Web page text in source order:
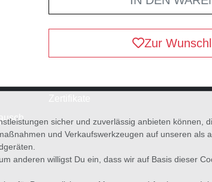
Zur
sicher und zuverlässig anbieten können,
und Verkaufswerkzeugen auf unseren als
anderen willigst Du ein, dass wir auf Basis dieser